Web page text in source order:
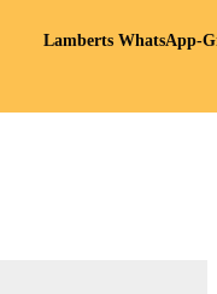
Lamberts WhatsApp-